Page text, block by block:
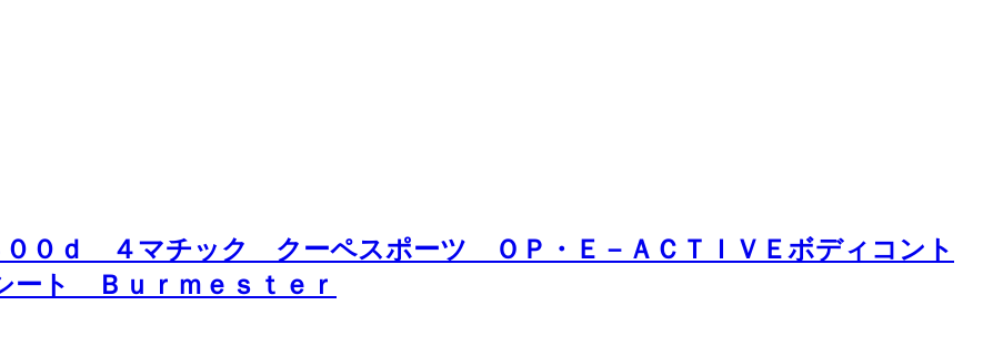
００ｄ ４マチック クーペスポーツ ＯＰ・Ｅ－ＡＣＴＩＶＥボディコント
ト Ｂｕｒｍｅｓｔｅｒ